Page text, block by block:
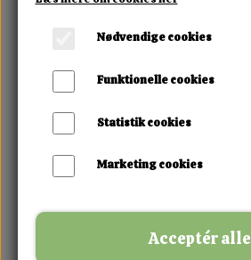
Nødvendige cookies
Funktionelle cookies
Statistik cookies
Marketing cookies
Acceptér alle